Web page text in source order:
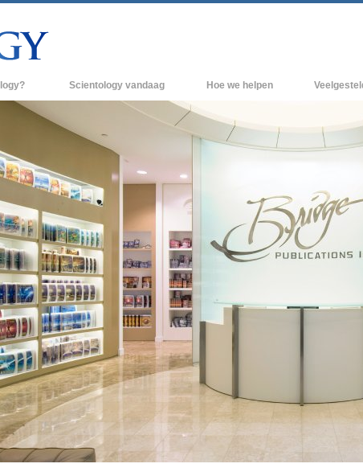
van Scientology
zeggen over
een scientoloog
van Scientology
Scientology vandaag
Nieuwe Scientology Kerken
Hogere Organisaties
Flag Land Base
Freewinds
Scientology beschikbaar maken voor de
hele wereld
David Miscavige - Kerkelijk Leider van
Scientology
Hoe we helpen
Achtergrond
Binnen in
De